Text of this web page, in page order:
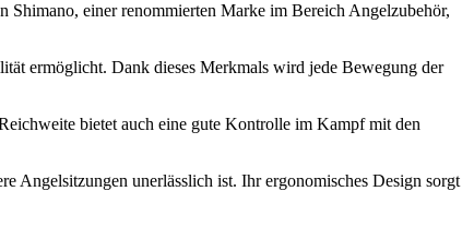
einer renommierten Marke im Bereich Angelzubehör,
ermöglicht. Dank dieses Merkmals wird jede Bewegung der
bietet auch eine gute Kontrolle im Kampf mit den
Angelsitzungen unerlässlich ist. Ihr ergonomisches Design sorgt